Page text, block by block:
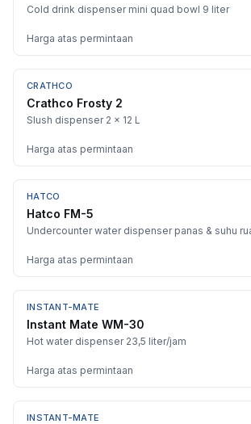
Cold drink dispenser mini quad bowl 9 liter
Harga atas permintaan
CRATHCO
Crathco Frosty 2
Slush dispenser 2 x 12 L
Harga atas permintaan
HATCO
Hatco FM-5
Undercounter water dispenser panas & suhu
Harga atas permintaan
INSTANT-MATE
Instant Mate WM-30
Hot water dispenser 23,5 liter/jam
Harga atas permintaan
INSTANT-MATE